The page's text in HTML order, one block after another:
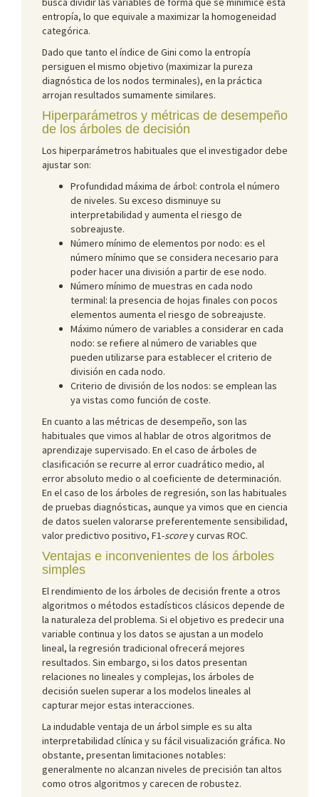
entropía, lo que equivale a maximizar la homogeneidad
categórica.
Dado que tanto el índice de Gini como la entropía
persiguen el mismo objetivo (maximizar la pureza
diagnóstica de los nodos terminales), en la práctica
arrojan resultados sumamente similares.
Hiperparámetros y métricas de desempeño
de los árboles de decisión
Los hiperparámetros habituales que el investigador debe
ajustar son:
Profundidad máxima de árbol: controla el número
de niveles. Su exceso disminuye su
interpretabilidad y aumenta el riesgo de
sobreajuste.
Número mínimo de elementos por nodo: es el
número mínimo que se considera necesario para
poder hacer una división a partir de ese nodo.
Número mínimo de muestras en cada nodo
terminal: la presencia de hojas finales con pocos
elementos aumenta el riesgo de sobreajuste.
Máximo número de variables a considerar en cada
nodo: se refiere al número de variables que
pueden utilizarse para establecer el criterio de
división en cada nodo.
Criterio de división de los nodos: se emplean las
ya vistas como función de coste.
En cuanto a las métricas de desempeño, son las
habituales que vimos al hablar de otros algoritmos de
aprendizaje supervisado. En el caso de árboles de
clasificación se recurre al error cuadrático medio, al
error absoluto medio o al coeficiente de determinación.
En el caso de los árboles de regresión, son las habituales
de pruebas diagnósticas, aunque ya vimos que en ciencia
de datos suelen valorarse preferentemente sensibilidad,
valor predictivo positivo, F1-scorey curvas ROC.
Ventajas e inconvenientes de los árboles
simples
El rendimiento de los árboles de decisión frente a otros
algoritmos o métodos estadísticos clásicos depende de
la naturaleza del problema. Si el objetivo es predecir una
variable continua y los datos se ajustan a un modelo
lineal, la regresión tradicional ofrecerá mejores
resultados. Sin embargo, si los datos presentan
relaciones no lineales y complejas, los árboles de
decisión suelen superar a los modelos lineales al
capturar mejor estas interacciones.
La indudable ventaja de un árbol simple es su alta
interpretabilidad clínica y su fácil visualización gráfica. No
obstante, presentan limitaciones notables:
generalmente no alcanzan niveles de precisión tan altos
como otros algoritmos y carecen de robustez.